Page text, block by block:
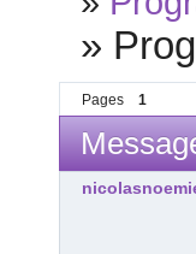
»
Pages 1